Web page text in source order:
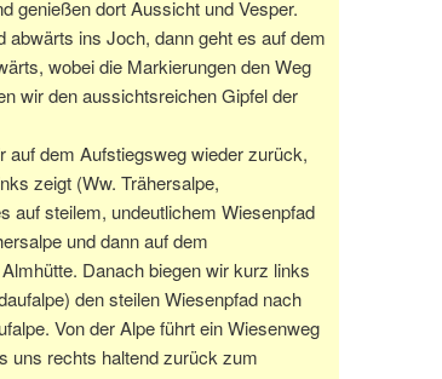
genießen dort Aussicht und Vesper.
abwärts ins Joch, dann geht es auf dem
wobei die Markierungen den Weg
wir den aussichtsreichen Gipfel der
auf dem Aufstiegsweg wieder zurück,
zeigt (Ww. Trähersalpe,
auf steilem, undeutlichem Wiesenpfad
und dann auf dem
Danach biegen wir kurz links
den steilen Wiesenpfad nach
Von der Alpe führt ein Wiesenweg
uns rechts haltend zurück zum